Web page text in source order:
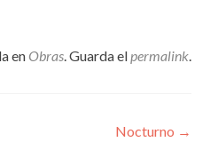
en Obras . Guarda el permalink
Nocturno →